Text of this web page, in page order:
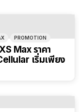
PROMOTION
Max ราคา
เริ่มเพียง